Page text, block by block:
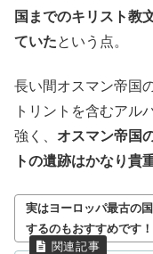
国までのキリスト教
ていたという点。
長い間オスマン帝国
トリントを含むアル
強く、 オスマン帝国
トの遺跡はかなり貴
実はヨーロッパ最古の
するのもおすすめです！